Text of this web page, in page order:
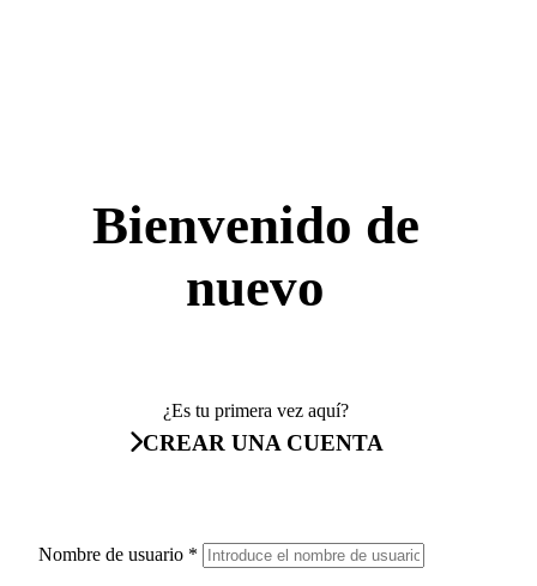
Bienvenido de
nuevo
¿Es tu primera vez aquí?
CREAR UNA CUENTA
Nombre de usuario *